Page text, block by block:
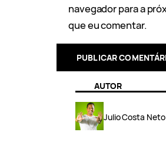
navegador para a
que eu comentar.
AUTOR
Julio Costa Neto